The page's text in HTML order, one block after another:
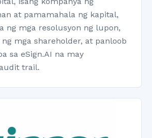
at pamamahala ng kapital,
ng mga resolusyon ng lupon,
mga shareholder, at panloob
sa eSign.AI na may
trail.